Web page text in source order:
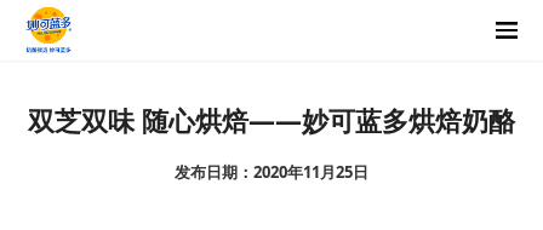
双芝双味 随心烘焙——妙可蓝多烘焙奶酪
发布日期：2020年11月25日